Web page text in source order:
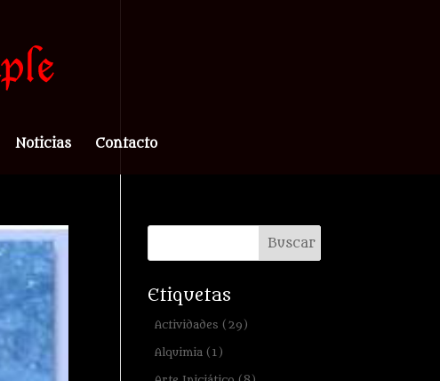
Noticias Contacto
Etiquetas
Actividades (29)
Alquimia (1)